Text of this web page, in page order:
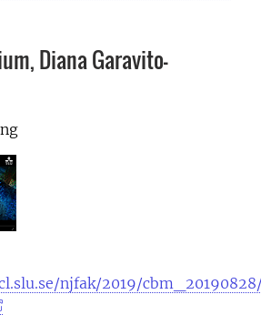
Diana Garavito-
njfak/2019/